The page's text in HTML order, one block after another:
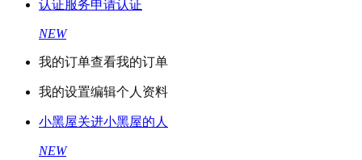
认证服务申请认证
NEW
我的订单查看我的订单
我的设置编辑个人资料
小黑屋关进小黑屋的人
NEW